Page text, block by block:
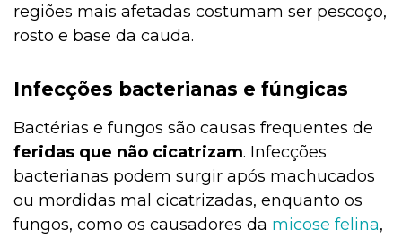
regiões mais afetadas costumam ser pescoço,
rosto e base da cauda.
Infecções bacterianas e fúngicas
Bactérias e fungos são causas frequentes de
feridas que não cicatrizam. Infecções
bacterianas podem surgir após machucados
ou mordidas mal cicatrizadas, enquanto os
fungos, como os causadores da micose felina,